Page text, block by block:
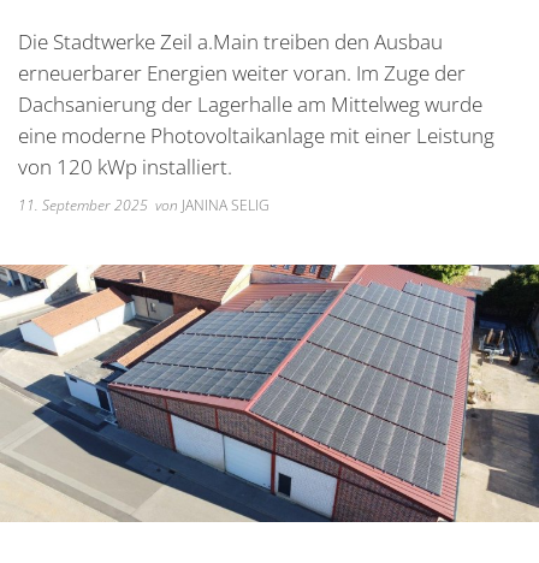
2025
2026
Stellenangebote Bauhofmitarbeiter für
Bekanntmachungen
Errichtung von
Kommunalwahl 2026
Friedhof
Friedhof
Wohnmobilstellplatz
Wein, Bier und Edelbrände
Die Stadtwerke Zeil a.Main treiben den Ausbau
erneuerbarer Energien weiter voran. Im Zuge der
Dachsanierung der Lagerhalle am Mittelweg wurde
eine moderne Photovoltaikanlage mit einer Leistung
von 120 kWp installiert.
11. September 2025 von JANINA SELIG